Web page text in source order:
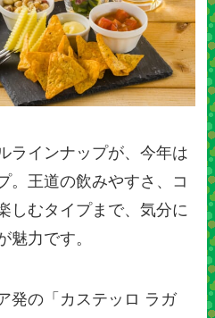
ラインナップが、今年は
。王道の飲みやすさ、コ
しむタイプまで、気分に
魅力です。
発の「カステッロ ラガ